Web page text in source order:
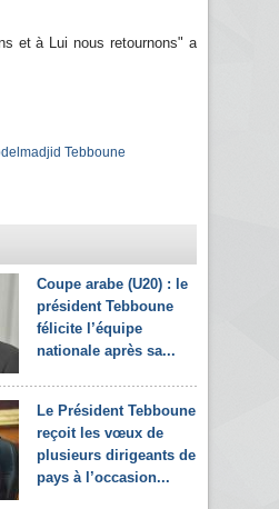
et à Lui nous retournons" a
Tebboune
Coupe arabe (U20) : le
président Tebboune
félicite l’équipe
nationale après sa...
Le Président Tebboune
reçoit les vœux de
plusieurs dirigeants de
pays à l’occasion...